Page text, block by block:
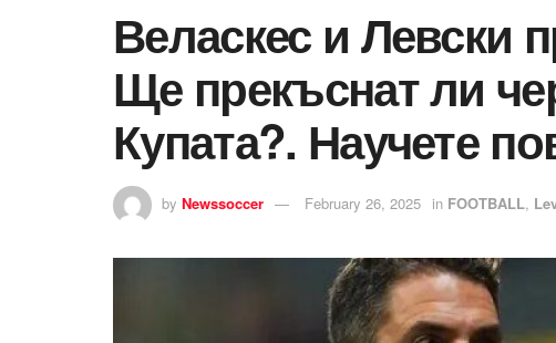
Веласкес и Левски
Ще прекъснат ли
Купата?. Научете
by Newssoccer February 26, 2025 in FOOTBALL,